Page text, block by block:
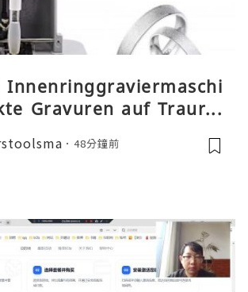
Gravuren auf Traurin
48分鐘前